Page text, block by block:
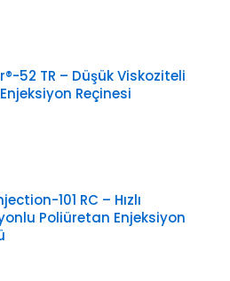
52 TR – Düşük Viskoziteli
Reçinesi
101 RC – Hızlı
Poliüretan Enjeksiyon